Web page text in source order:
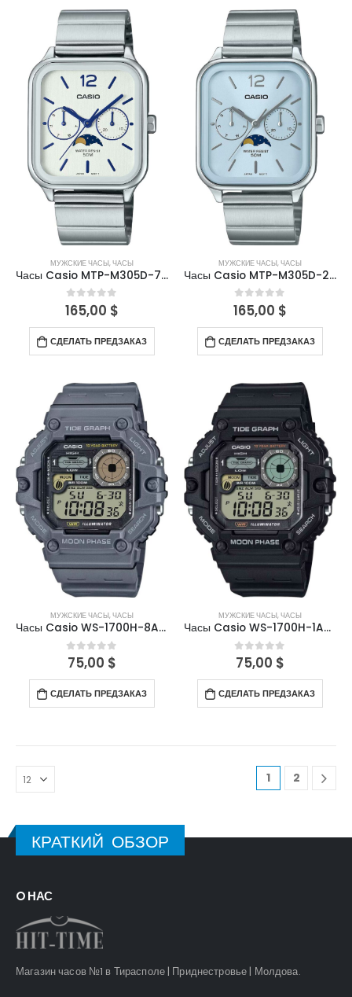
МУЖСКИЕ ЧАСЫ,ЧАСЫ
Часы Casio MTP-M305D-7A2VDF
0out of 5
165,00 $
СДЕЛАТЬ ПРЕДЗАКАЗ
МУЖСКИЕ ЧАСЫ,ЧАСЫ
Часы Casio MTP-M305D-2AVDF
0out of 5
165,00 $
СДЕЛАТЬ ПРЕДЗАКАЗ
МУЖСКИЕ ЧАСЫ,ЧАСЫ
Часы Casio WS-1700H-8AVDF
0out of 5
75,00 $
СДЕЛАТЬ ПРЕДЗАКАЗ
МУЖСКИЕ ЧАСЫ,ЧАСЫ
Часы Casio WS-1700H-1AVDF
0out of 5
75,00 $
СДЕЛАТЬ ПРЕДЗАКАЗ
1 2
КРАТКИЙ ОБЗОР
O НАС
Магазин часов №1 в Тирасполе | Приднестровье | Молдова.